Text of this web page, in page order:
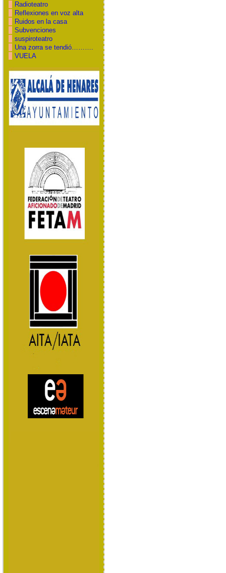
Radioteatro
Reflexiones en voz alta
Ruidos en la casa
Subvenciones
suspiroteatro
Una zorra se tendió……….
VUELA